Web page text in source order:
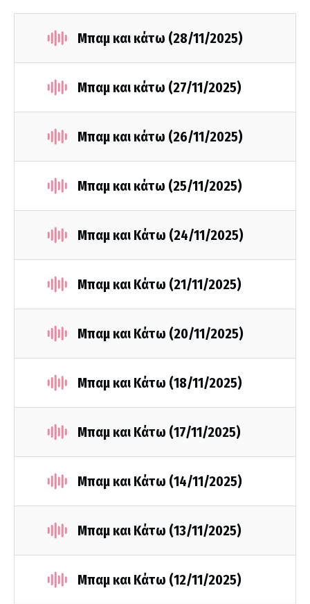
Μπαμ και κάτω (28/11/2025)
Μπαμ και κάτω (27/11/2025)
Μπαμ και κάτω (26/11/2025)
Μπαμ και κάτω (25/11/2025)
Μπαμ και Κάτω (24/11/2025)
Μπαμ και Κάτω (21/11/2025)
Μπαμ και Κάτω (20/11/2025)
Μπαμ και Κάτω (18/11/2025)
Μπαμ και Κάτω (17/11/2025)
Μπαμ και Κάτω (14/11/2025)
Μπαμ και Κάτω (13/11/2025)
Μπαμ και Κάτω (12/11/2025)